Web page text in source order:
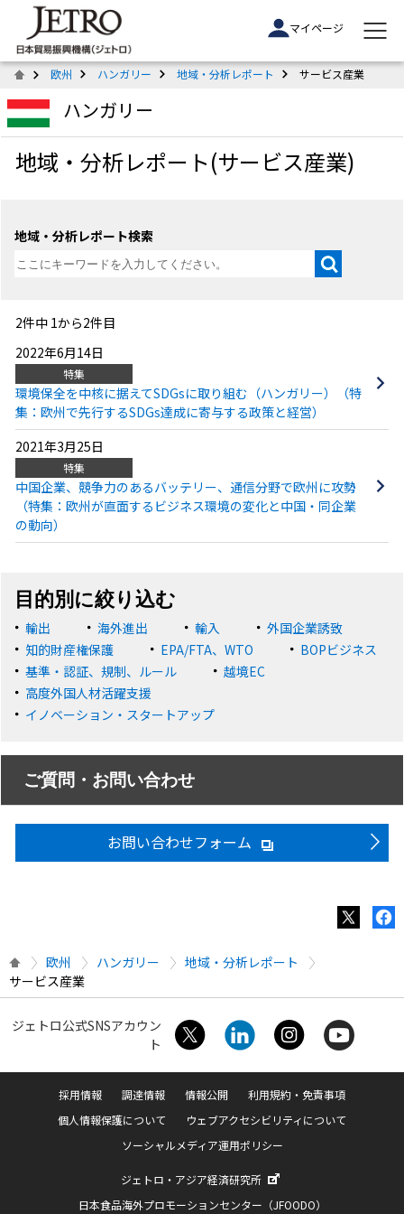
マイページ
欧州 ハンガリー 地域・分析レポート サービス産業
ハンガリー
地域・分析レポート(サービス産業)
地域・分析レポート検索
2件中 1から2件目
2022年6月14日
特集
環境保全を中核に据えてSDGsに取り組む（ハンガリー）（特
集：欧州で先行するSDGs達成に寄与する政策と経営）
2021年3月25日
特集
中国企業、競争力のあるバッテリー、通信分野で欧州に攻勢
（特集：欧州が直面するビジネス環境の変化と中国・同企業
の動向）
目的別に絞り込む
輸出 海外進出 輸入
外国企業誘致
知的財産権保護
EPA/FTA、WTO
BOPビジネス
基準・認証、規制、ルール
越境EC
高度外国人材活躍支援
イノベーション・スタートアップ
ご質問・お問い合わせ
お問い合わせフォーム
欧州 ハンガリー
地域・分析レポート
サービス産業
ジェトロ公式SNSアカウン
ト
採用情報 調達情報 情報公開
利用規約・免責事項
個人情報保護について
ウェブアクセシビリティについて
ソーシャルメディア運用ポリシー
ジェトロ・アジア経済研究所
日本食品海外プロモーションセンター（JFOODO）